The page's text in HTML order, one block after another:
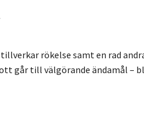
rökelse samt en rad
går till välgörande ändamål –